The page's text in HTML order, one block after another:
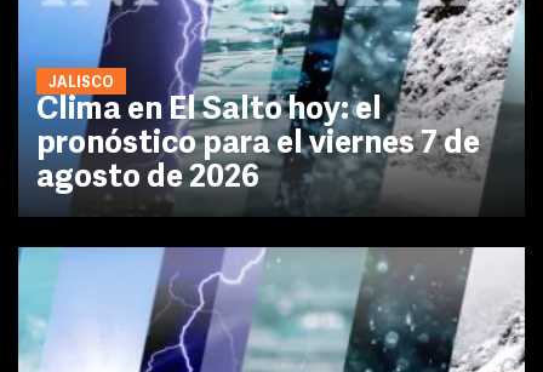
JALISCO
Clima en El Salto hoy: el
pronóstico para el viernes 7 de
agosto de 2026